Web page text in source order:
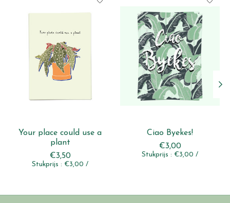
Your place could use a
plant
€3,50
Stukprijs : €3,00 /
Ciao Byekes!
€3,00
Stukprijs : €3,00 /